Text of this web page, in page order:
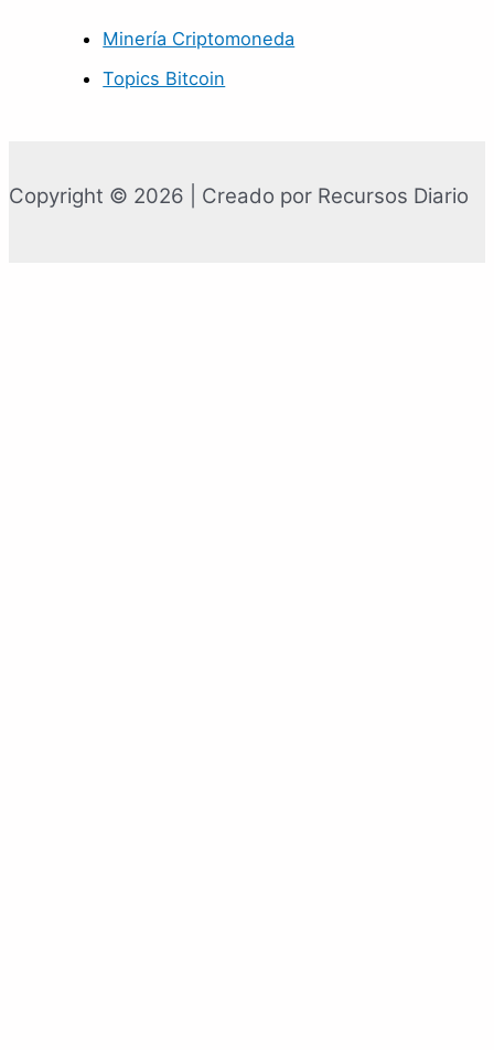
Minería Criptomoneda
Topics Bitcoin
Copyright © 2026 | Creado por Recursos Diario